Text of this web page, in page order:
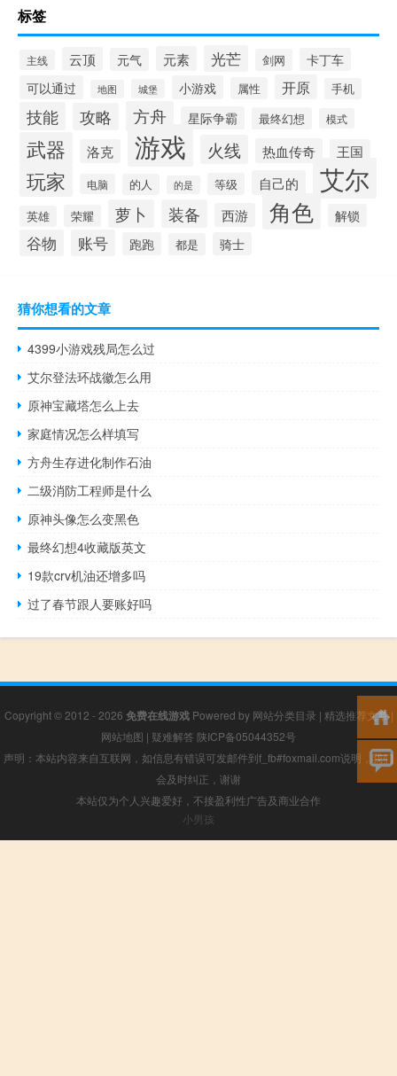
标签
主线 云顶 元气 元素 光芒 剑网 卡丁车
可以通过 地图 城堡 小游戏 属性 开原 手机
技能 攻略 方舟 星际争霸 最终幻想 模式
武器 洛克 游戏 火线 热血传奇 王国
玩家 电脑 的人 的是 等级 自己的 艾尔
英雄 荣耀 萝卜 装备 西游 角色 解锁
谷物 账号 跑跑 都是 骑士
猜你想看的文章
4399小游戏残局怎么过
艾尔登法环战徽怎么用
原神宝藏塔怎么上去
家庭情况怎么样填写
方舟生存进化制作石油
二级消防工程师是什么
原神头像怎么变黑色
最终幻想4收藏版英文
19款crv机油还增多吗
过了春节跟人要账好吗
Copyright © 2012 - 2026 免费在线游戏Powered by 网站分类目录 | 精选推荐文章|
网站地图 | 疑难解答 陕ICP备05044352号
声明：本站内容来自互联网，如信息有错误可发邮件到f_fb#foxmail.com说明，我们
会及时纠正，谢谢
本站仅为个人兴趣爱好，不接盈利性广告及商业合作
小男孩